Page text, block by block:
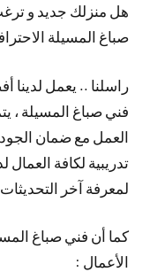
هل منزلك جديد و
صباغ المسيلة
راسلنا .. يعمل
فني صباغ المسيلة ،
العمل مع ضمان
تدريبية لكافة العمال
لمعرفة آخر
كما أن فني صباغ
الأعمال :